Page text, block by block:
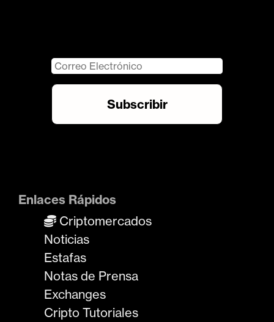
Enlaces Rápidos
Criptomercados
Noticias
Estafas
Notas de Prensa
Exchanges
Cripto Tutoriales